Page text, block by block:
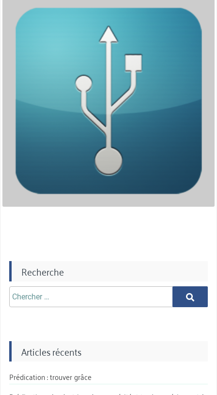
Recherche
Chercher
aprè:
Chercher
Articles récents
Prédication : trouver grâce